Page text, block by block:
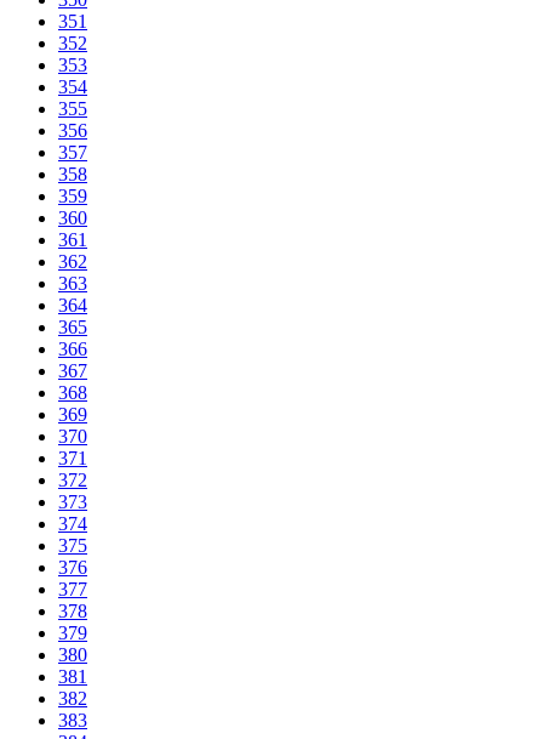
351
352
353
354
355
356
357
358
359
360
361
362
363
364
365
366
367
368
369
370
371
372
373
374
375
376
377
378
379
380
381
382
383